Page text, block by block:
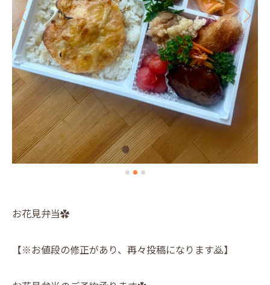
お花見弁当✿
【※お値段の修正があり、再々投稿になります🙇】